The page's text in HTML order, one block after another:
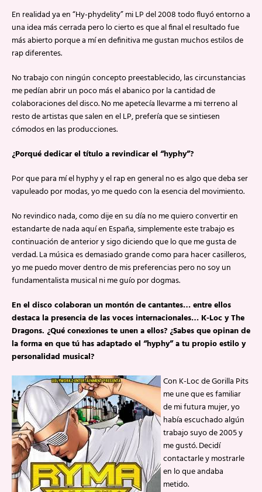
En realidad ya en “Hy-phydelity” mi LP del 2008 todo fluyó entorno a
una idea más cerrada pero lo cierto es que al final el resultado fue
más abierto porque a mí en definitiva me gustan muchos estilos de
rap diferentes.
No trabajo con ningún concepto preestablecido, las circunstancias
me pedían abrir un poco más el abanico por la cantidad de
colaboraciones del disco. No me apetecía llevarme a mi terreno al
resto de artistas que salen en el LP, prefería que se sintiesen
cómodos en las producciones.
¿Porqué dedicar el título a revindicar el “hyphy”?
Por que para mí el hyphy y el rap en general no es algo que deba ser
vapuleado por modas, yo me quedo con la esencia del movimiento.
No revindico nada, como dije en su día no me quiero convertir en
estandarte de nada aquí en España, simplemente este trabajo es
continuación de anterior y sigo diciendo que lo que me gusta de
verdad. La música es demasiado grande como para hacer casilleros,
yo me puedo mover dentro de mis preferencias pero no soy un
fundamentalista musical ni me guío por dogmas.
En el disco colaboran un montón de cantantes… entre ellos
destaca la presencia de las voces internacionales… K-Loc y The
Dragons. ¿Qué conexiones te unen a ellos? ¿Sabes que opinan de
la forma en que tú has adaptado el “hyphy” a tu propio estilo y
personalidad musical?
Con K-Loc de Gorilla Pits
me une que es familiar
de mi futura mujer, yo
había escuchado algún
trabajo suyo de 2005 y
me gustó. Decidí
contactarle y mostrarle
en lo que andaba
metido.